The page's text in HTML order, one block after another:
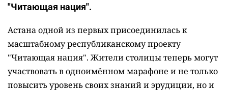
"Читающая нация".
Астана одной из первых присоединилась к
масштабному республиканскому проекту
"Читающая нация". Жители столицы теперь могут
участвовать в одноимённом марафоне и не только
повысить уровень своих знаний и эрудиции, но и